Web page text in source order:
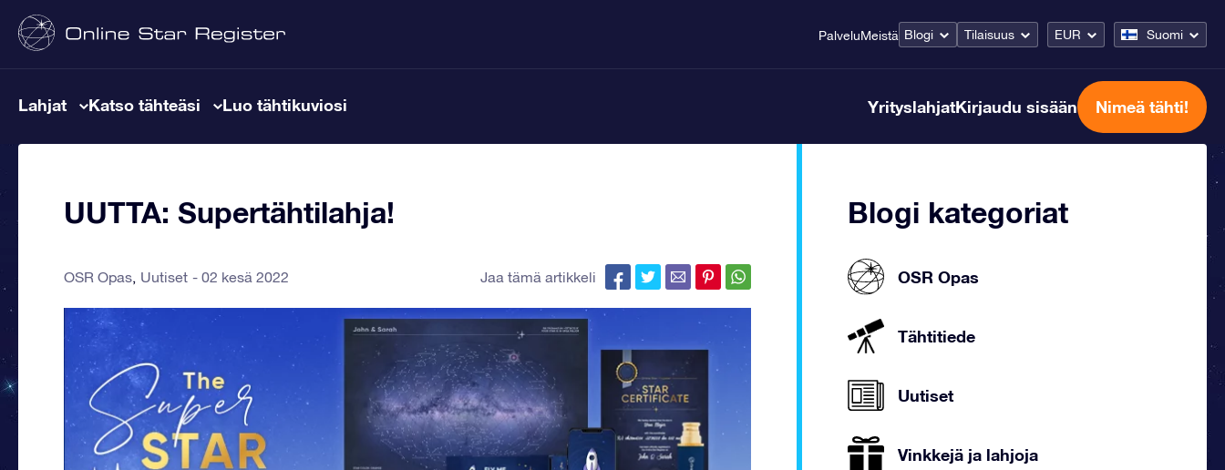
PalveluMeistä Blogi Tilaisuus EUR Suomi
Lahjat Katso tähteäsi Luo tähtikuviosi YrityslahjatKirjaudu sisään Nimeä tähti!
UUTTA: Supertähtilahja!
OSR Opas Uutiset 02 kesä 2022 Jaa tämä artikkeli
Blogi kategoriat
OSR Opas
Tähtitiede
Uutiset
Vinkkejä ja lahjoja